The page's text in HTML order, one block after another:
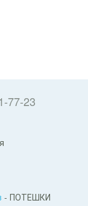
77-23
- ПОТЕШКИ